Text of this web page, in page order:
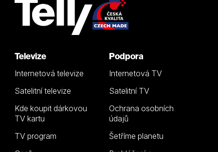
Televize
Internetová televize
Satelitní televize
Kde koupit dárkovou
TV kartu
TV program
Podpora
Internetová TV
Satelitní TV
Ochrana osobních
údajů
Šetříme planetu